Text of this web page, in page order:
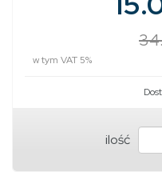
w tym VAT 5%
ilość